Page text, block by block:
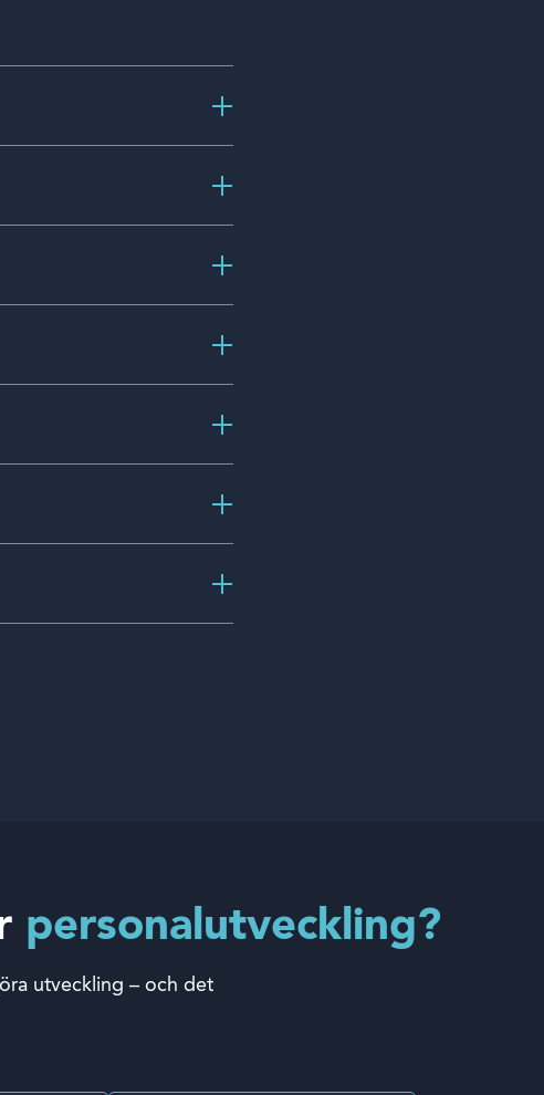
personalutveckling?
utveckling – och det